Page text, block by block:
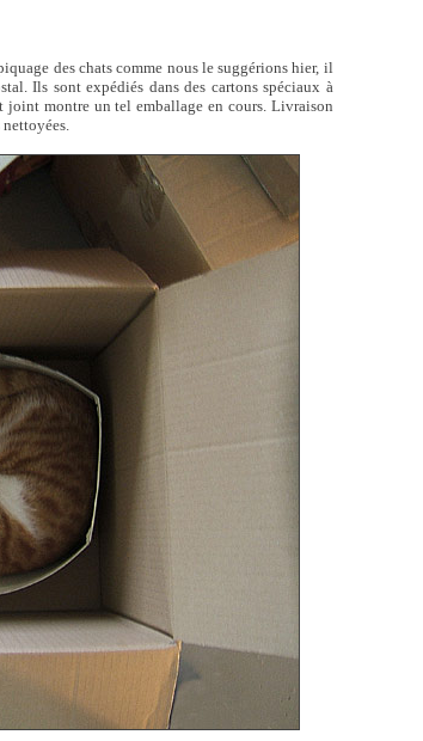
des chats comme nous le suggérions hier, il
Ils sont expédiés dans des cartons spéciaux à
joint montre un tel emballage en cours. Livraison